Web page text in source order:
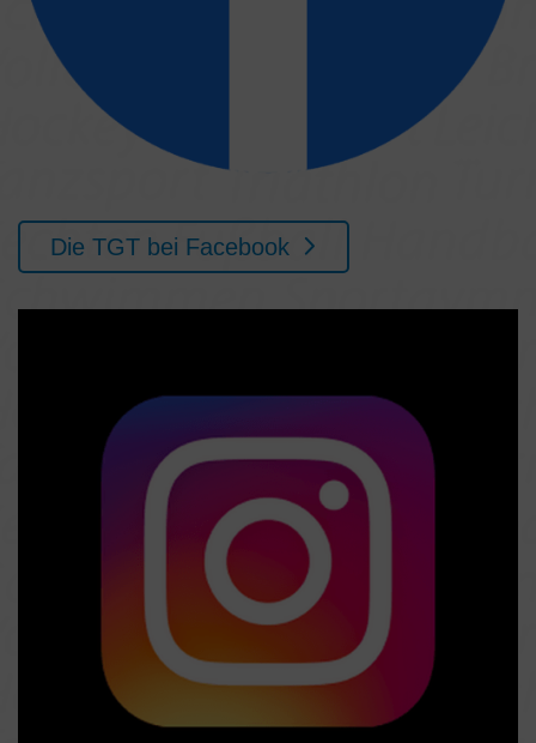
Die TGT bei Facebook